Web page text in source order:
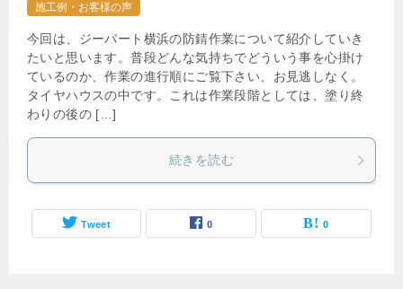
施工例・お客様の声
今回は、ジーバート横浜の防錆作業について紹介していき
たいと思います。普段どんな気持ちでどういう事を心掛け
ているのか、作業の進行順にご覧下さい、お見逃しなく。
タイヤハウスの中です。これは作業段階としては、塗り終
わりの後の […]
続きを読む
Tweet 0 0